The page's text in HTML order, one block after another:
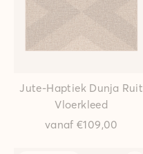
Jute-Haptiek Dunja Ruit
Vloerkleed
vanaf€109,00